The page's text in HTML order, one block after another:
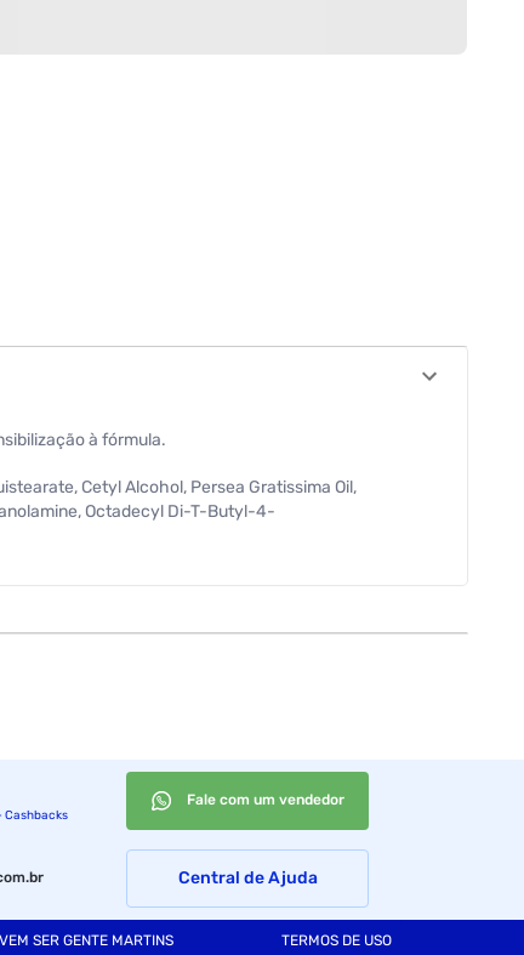
à fórmula.
Cetyl Alcohol, Persea Gratissima Oil,
Octadecyl Di-T-Butyl-4-
Methylpropional, Citronellol, Coumarin, D-
Cashbacks
Fale com um vendedor
Central de Ajuda
VEM SER GENTE MARTINS TERMOS DE USO